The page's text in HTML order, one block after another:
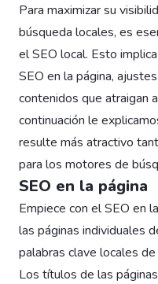
Para maximizar su
búsqueda locales, es
el SEO local. Esto
SEO en la página,
contenidos que atraigan
continuación le
resulte más atractivo
para los motores de
SEO en la página
Empiece con el SEO en
las páginas individuales
palabras clave locales
Los títulos de las